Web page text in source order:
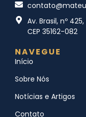
Av. Brasil, nº
CEP 35162-082
NAVEGUE
Início
Sobre Nós
Notícias e Artigos
Contato